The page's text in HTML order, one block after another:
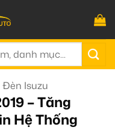
Isuzu
– Tăng
Hệ Thống